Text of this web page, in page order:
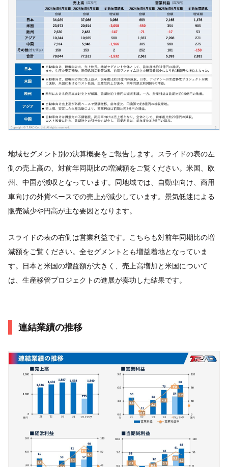
地域セグメント別の決算概要をご報告します。スライドの表の左
側の売上高の、対前年同期比の増減額をご覧ください。米国、欧
州、中国が減収となっています。同地域では、自動車向け、商用
車向けの外貨ベースでの売上が減少しています。景気低迷による
販売減少や円高が主な要因となります。
スライドの表の右側は営業利益です。こちらも対前年同期比の増
減額をご覧ください。全セグメントとも増益着地となっていま
す。日本と米国の増益額が大きく、売上高増加と米国について
は、生産移管プロジェクトの進展が奏功した結果です。
連結業績の推移